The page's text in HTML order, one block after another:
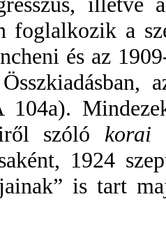
foglalkozik a
és az
104a).
szóló korai
1924
is tart